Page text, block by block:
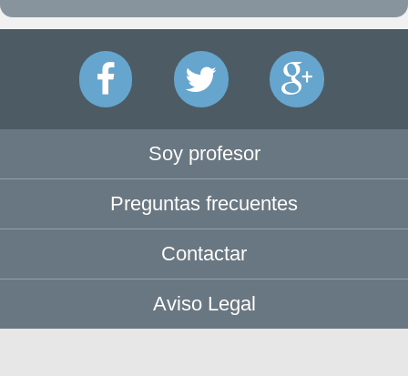
Soy profesor
Preguntas frecuentes
Contactar
Aviso Legal